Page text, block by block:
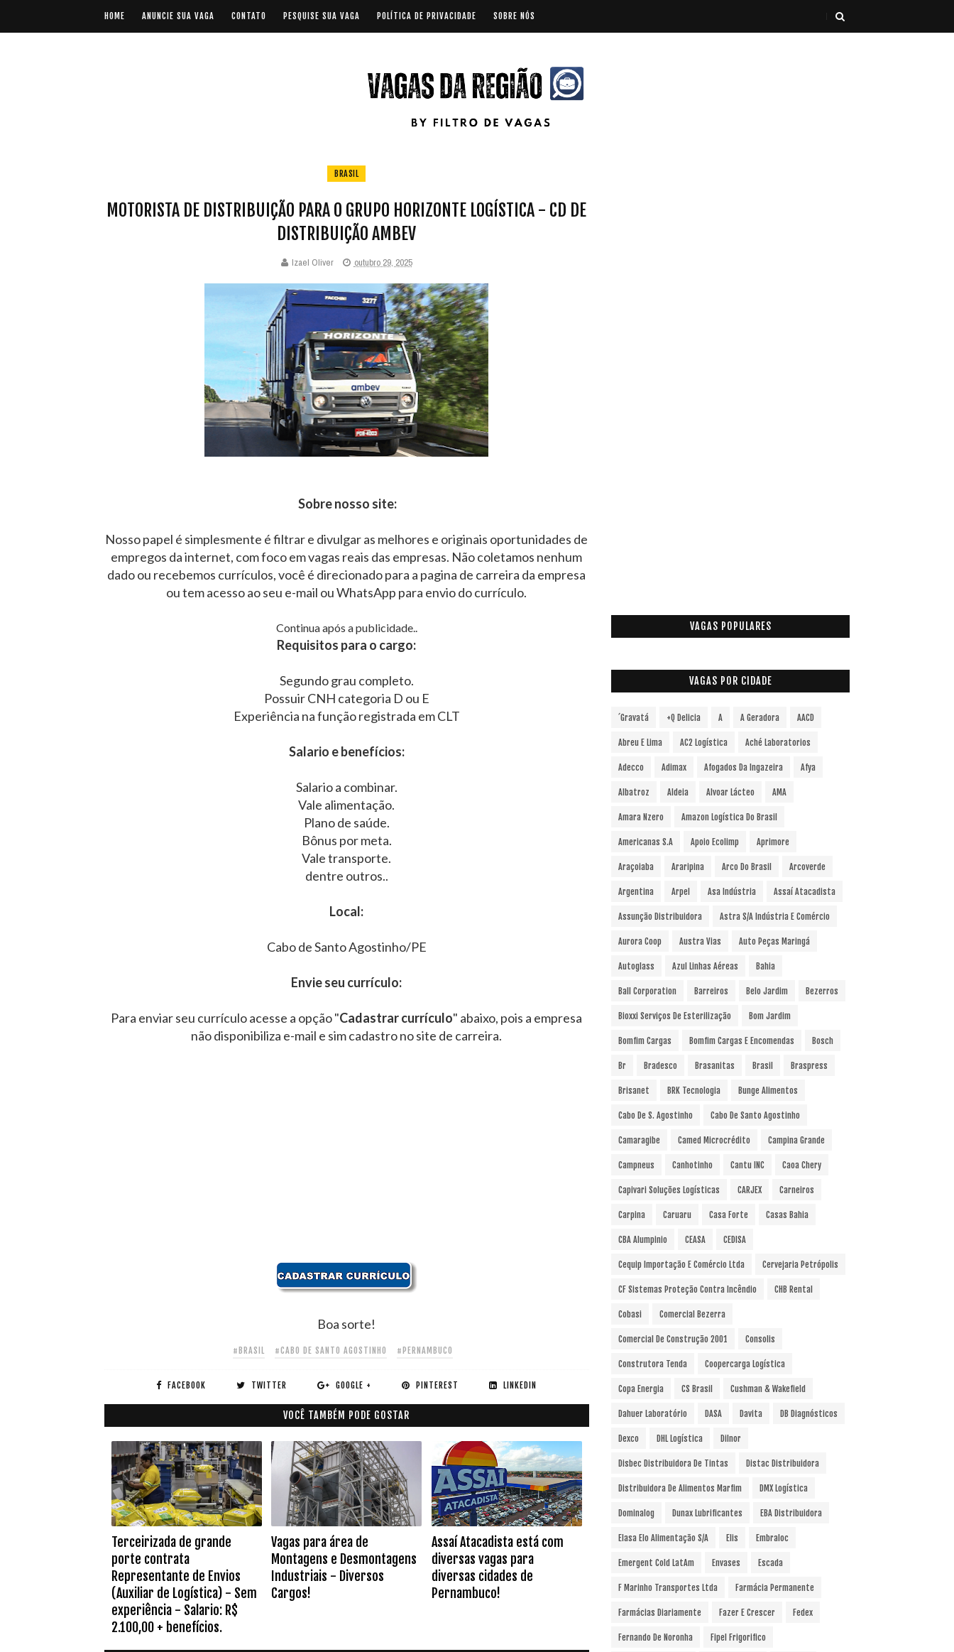
HOME ANUNCIE SUA VAGA CONTATO PESQUISE SUA VAGA POLÍTICA DE PRIVACIDADE SOBRE NÓS
BRASIL
MOTORISTA DE DISTRIBUIÇÃO PARA O GRUPO HORIZONTE LOGÍSTICA - CD DE
DISTRIBUIÇÃO AMBEV
Izael Oliver outubro 29, 2025
Sobre nosso site:
Nosso papel é simplesmente é filtrar e divulgar as melhores e originais oportunidades de
empregos da internet, com foco em vagas reais das empresas. Não coletamos nenhum
dado ou recebemos currículos, você é direcionado para a pagina de carreira da empresa
ou tem acesso ao seu e-mail ou WhatsApp para envio do currículo.
Continua após a publicidade..
Requisitos para o cargo:
Segundo grau completo.
Possuir CNH categoria D ou E
Experiência na função registrada em CLT
Salario e benefícios:
Salario a combinar.
Vale alimentação.
Plano de saúde.
Bônus por meta.
Vale transporte.
dentre outros..
Local:
Cabo de Santo Agostinho/PE
Envie seu currículo:
Para enviar seu currículo acesse a opção "Cadastrar currículo" abaixo, pois a empresa
não disponibiliza e-mail e sim cadastro no site de carreira.
Boa sorte!
#BRASIL #CABO DE SANTO AGOSTINHO #PERNAMBUCO
FACEBOOK TWITTER GOOGLE + PINTEREST LINKEDIN
VOCÊ TAMBÉM PODE GOSTAR
Terceirizada de grande
porte contrata
Representante de Envios
(Auxiliar de Logística) - Sem
experiência - Salario: R$
2.100,00 + benefícios.
Vagas para área de
Montagens e Desmontagens
Industriais - Diversos
Cargos!
Assaí Atacadista está com
diversas vagas para
diversas cidades de
Pernambuco!
VAGAS POPULARES
VAGAS POR CIDADE
´Gravatá +Q Delicia A A Geradora AACD
Abreu E Lima AC2 Logística Aché Laboratorios
Adecco Adimax Afogados Da Ingazeira Afya
Albatroz Aldeia Alvoar Lácteo AMA
Amara Nzero Amazon Logística Do Brasil
Americanas S.A Apoio Ecolimp Aprimore
Araçoiaba Araripina Arco Do Brasil Arcoverde
Argentina Arpel Asa Indústria Assaí Atacadista
Assunção Distribuidora Astra S/A Indústria E Comércio
Aurora Coop Austra Vias Auto Peças Maringá
Autoglass Azul Linhas Aéreas Bahia
Ball Corporation Barreiros Belo Jardim Bezerros
Bioxxi Serviços De Esterilização Bom Jardim
Bomfim Cargas Bomfim Cargas E Encomendas Bosch
Br Bradesco Brasanitas Brasil Braspress
Brisanet BRK Tecnologia Bunge Alimentos
Cabo De S. Agostinho Cabo De Santo Agostinho
Camaragibe Camed Microcrédito Campina Grande
Campneus Canhotinho Cantu INC Caoa Chery
Capivari Soluções Logísticas CARJEX Carneiros
Carpina Caruaru Casa Forte Casas Bahia
CBA Alumpinio CEASA CEDISA
Cequip Importação E Comércio Ltda Cervejaria Petrópolis
CF Sistemas Proteção Contra Incêndio CHB Rental
Cobasi Comercial Bezerra
Comercial De Construção 2001 Consolis
Construtora Tenda Coopercarga Logística
Copa Energia CS Brasil Cushman & Wakefield
Dahuer Laboratório DASA Davita DB Diagnósticos
Dexco DHL Logística Dilnor
Disbec Distribuidora De Tintas Distac Distribuidora
Distribuidora De Alimentos Marfim DMX Logística
Dominalog Dunax Lubrificantes EBA Distribuidora
Elasa Elo Alimentação S/A Elis Embraloc
Emergent Cold LatAm Envases Escada
F Marinho Transportes Ltda Farmácia Permanente
Farmácias Diariamente Fazer E Crescer Fedex
Fernando De Noronha Fipel Frigorifico